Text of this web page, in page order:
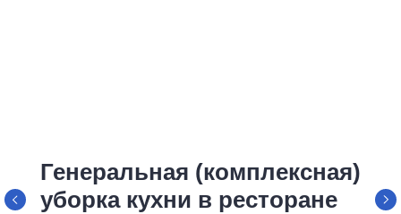
Генеральная (комплексная)
уборка кухни в ресторане